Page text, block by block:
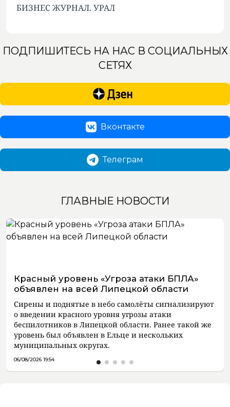
БИЗНЕС ЖУРНАЛ. УРАЛ
ПОДПИШИТЕСЬ НА НАС В СОЦИАЛЬНЫХ
СЕТЯХ
Вконтакте
Телеграм
ГЛАВНЫЕ НОВОСТИ
Красный уровень «Угроза атаки БПЛА»
объявлен на всей Липецкой области
Сирены и поднятые в небо самолёты сигнализируют
о введении красного уровня угрозы атаки
беспилотников в Липецкой области. Ранее такой же
уровень был объявлен в Ельце и нескольких
муниципальных округах.
06/08/2026 19:54